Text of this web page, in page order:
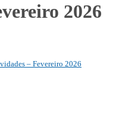
2026
– Fevereiro 2026